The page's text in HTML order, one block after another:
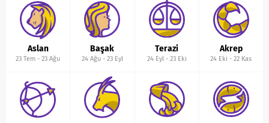
Aslan
23 Tem -23 Ağu
Başak
24 Ağu- 23 Eyl
Terazi
24 Eyl- 23 Eki
Akrep
24 Eki -22 Kas